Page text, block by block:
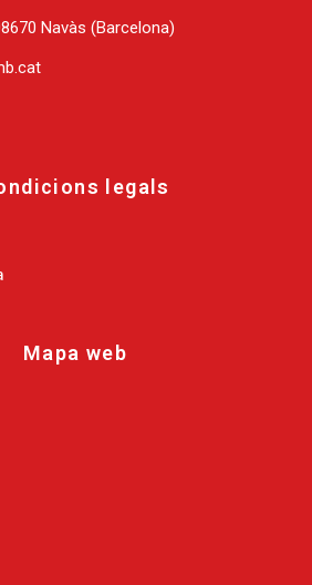
Navàs (Barcelona)
legals
Mapa web